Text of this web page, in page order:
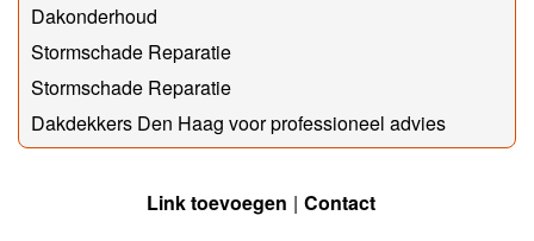
Dakonderhoud
Stormschade Reparatie
Stormschade Reparatie
Dakdekkers Den Haag voor professioneel advies
Link toevoegen Contact